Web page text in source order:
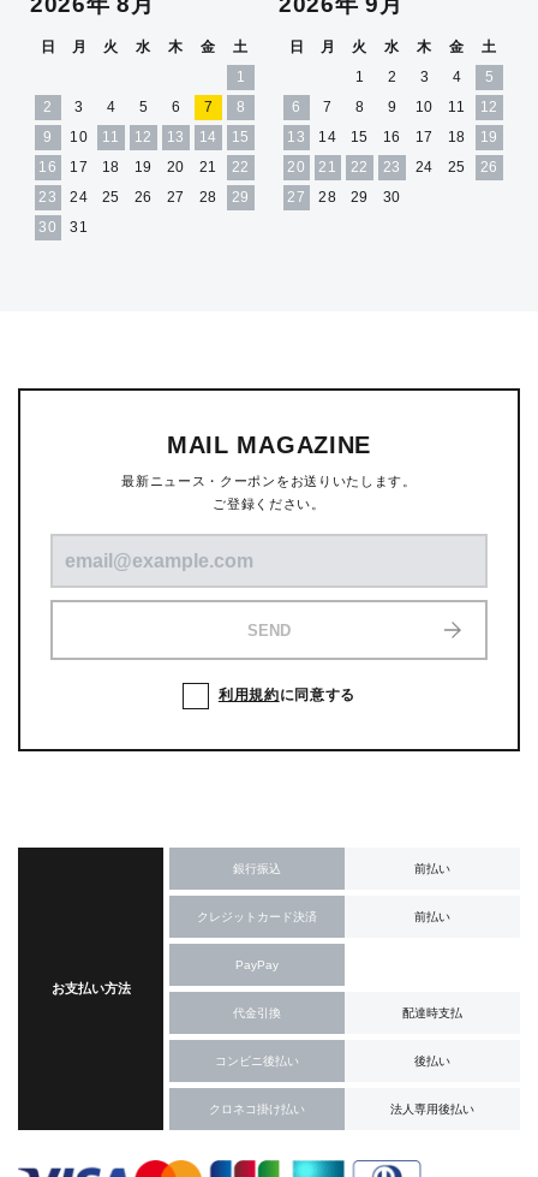
日 月 火 水 木 金
土
1
2
3 4 5 6 7
8
9
10 11 12 13 14
15
16
17 18 19 20 21
22
23
24 25 26 27 28
29
30
31
日 月 火 水 木 金
土
1
2 3 4
5
6
7 8 9 10 11
12
13
14 15 16 17 18
19
20
21 22 23 24 25
26
27
28 29 30
MAIL MAGAZINE
最新ニュース・クーポンをお送りいたします。
ご登録ください。
SEND
利用規約に同意する
お支払い方法
銀行振込 前払い
クレジットカード決済 前払い
PayPay
代金引換 配達時支払
コンビニ後払い 後払い
クロネコ掛け払い 法人専用後払い